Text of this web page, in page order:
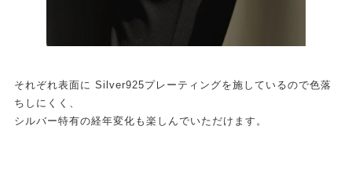
それぞれ表面に Silver925プレーティングを施しているので色落
ちしにくく、
シルバー特有の経年変化も楽しんでいただけます。